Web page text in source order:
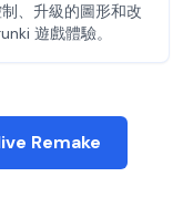
、升級的圖形和改
遊戲體驗。
Remake